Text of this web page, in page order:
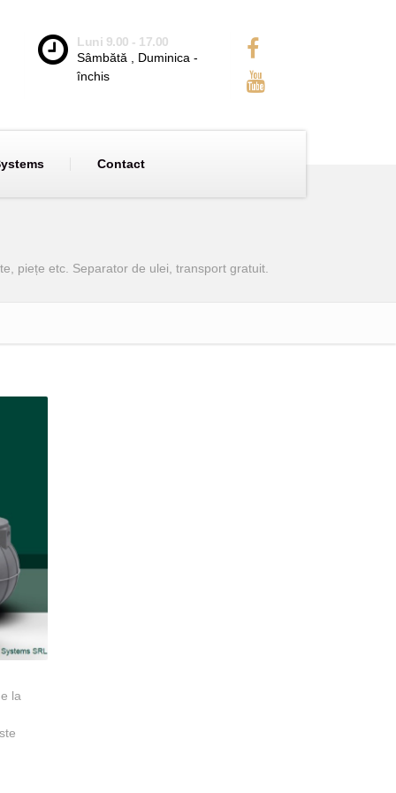
Luni 9.00 - 17.00
Sâmbătă , Duminica -
închis
Contact
piețe etc. Separator de ulei, transport gratuit.
la